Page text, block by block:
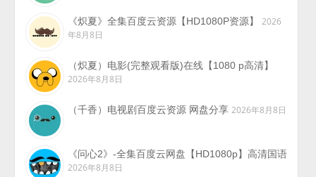
《炽夏》全集百度云资源【HD1080P资源】
2026
年8月8日
（炽夏）电影(完整观看版)在线【1080 p高清】
2026年8月8日
（千香）电视剧百度云资源 网盘分享 2026年8月8日
《问心2》-全集百度云网盘【HD1080p】高清国语
2026年8月8日